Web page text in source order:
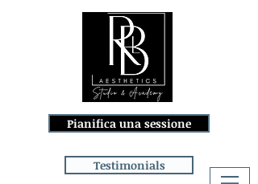
Pianifica una sessione
Testimonials